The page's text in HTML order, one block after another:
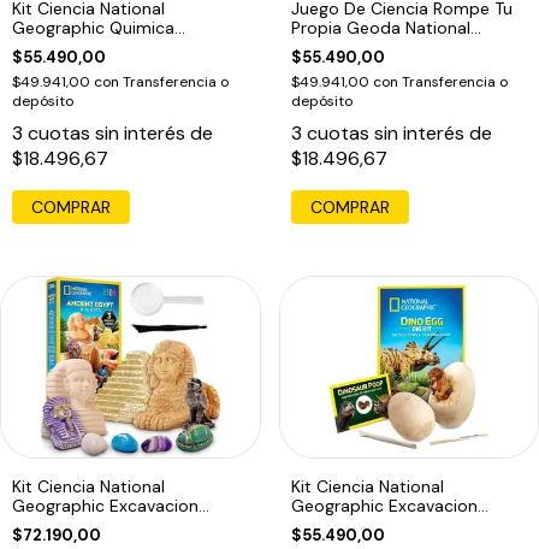
Kit Ciencia National
Geographic Quimica
Experimentos
$55.490,00
$49.941,00 con Transferencia o
depósito
3 cuotas sin interés de
$18.496,67
Juego De Ciencia Rompe Tu
Propia Geoda National
Geographic
$55.490,00
$49.941,00 con Transferencia o
depósito
3 cuotas sin interés de
$18.496,67
Kit Ciencia National
Geographic Excavacion
Antiguo Egipto
$72.190,00
Kit Ciencia National
Geographic Excavacion
Huevos Dinosaurio
$55.490,00